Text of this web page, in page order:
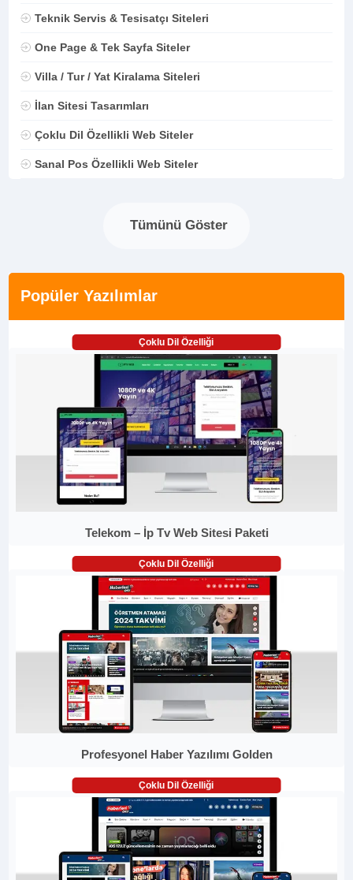
Teknik Servis & Tesisatçı Siteleri
One Page & Tek Sayfa Siteler
Villa / Tur / Yat Kiralama Siteleri
İlan Sitesi Tasarımları
Çoklu Dil Özellikli Web Siteler
Sanal Pos Özellikli Web Siteler
Tümünü Göster
Popüler Yazılımlar
Çoklu Dil Özelliği
Telekom – İp Tv Web Sitesi Paketi
Çoklu Dil Özelliği
Profesyonel Haber Yazılımı Golden
Çoklu Dil Özelliği